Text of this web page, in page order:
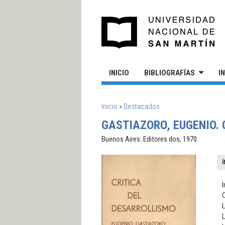
INICIO BIBLIOGRAFÍAS
SE ENCUENTRA USTED AQUÍ
Inicio » Destacados
GASTIAZORO,
Buenos Aires: Editores dos, 1970.